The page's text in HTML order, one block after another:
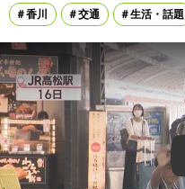
香川
交通 生活・話題